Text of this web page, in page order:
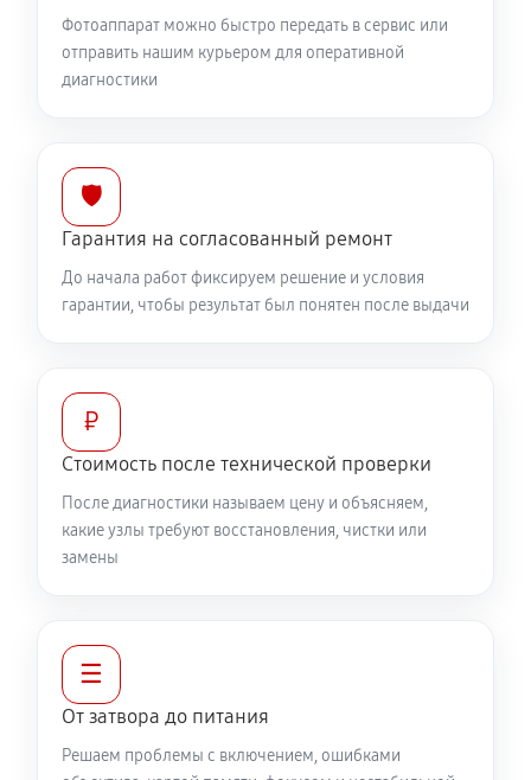
Фотоаппарат можно быстро передать в сервис или
отправить нашим курьером для оперативной
диагностики
🛡️
Гарантия на согласованный ремонт
До начала работ фиксируем решение и условия
гарантии, чтобы результат был понятен после выдачи
₽
Стоимость после технической проверки
После диагностики называем цену и объясняем,
какие узлы требуют восстановления, чистки или
замены
☰
От затвора до питания
Решаем проблемы с включением, ошибками